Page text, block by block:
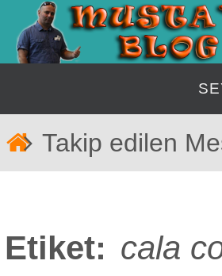
İçeriğe
geç
Takip edilen
Etiket: cala